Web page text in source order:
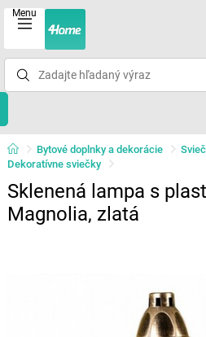
Menu
Bytové doplnky a dekorácie
Dekoratívne sviečky
Sklenená lampa s
Magnolia, zlatá